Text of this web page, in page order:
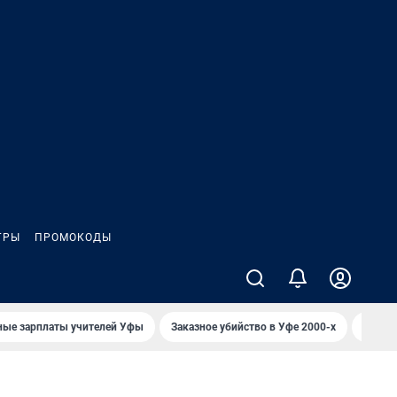
ПРОМОКОДЫ
зарплаты учителей Уфы Заказное убийство в Уфе 2000-х